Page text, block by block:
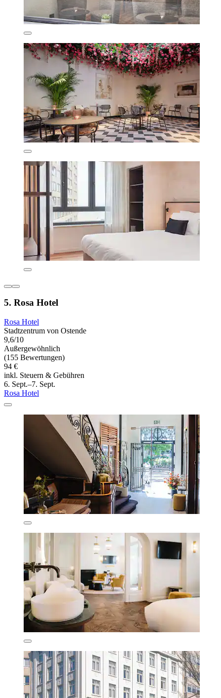
5. Rosa Hotel
Rosa Hotel
Stadtzentrum von Ostende
9,6/10
Außergewöhnlich
(155 Bewertungen)
94 €
inkl. Steuern & Gebühren
6. Sept.–7. Sept.
Rosa Hotel